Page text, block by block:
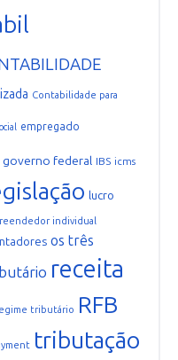
Contabilidade para
empregado
governo federal IBS icms
lucro
individual
os três
receita
tributário RFB
tributação